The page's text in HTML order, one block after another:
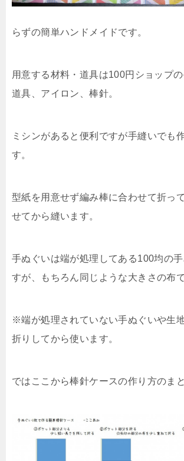
らずの簡単ハンドメイドです。
用意する材料・道具は100円ショップ
道具、アイロン、棒針。
ミシンがあると便利ですが手縫いでも
す。
型紙を用意せず編み棒に合わせて折っ
せてから縫います。
手ぬぐいは端が処理してある100均の
すが、もちろん同じような大きさの布で
※端が処理されていない手ぬぐいや生
折りしてから使います。
ではここから棒針ケースの作り方のま